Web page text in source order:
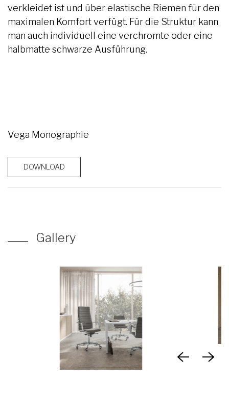
verkleidet ist und über elastische Riemen für den
maximalen Komfort verfügt. Für die Struktur kann
man auch individuell eine verchromte oder eine
halbmatte schwarze Ausführung.
Vega Monographie
DOWNLOAD
Gallery